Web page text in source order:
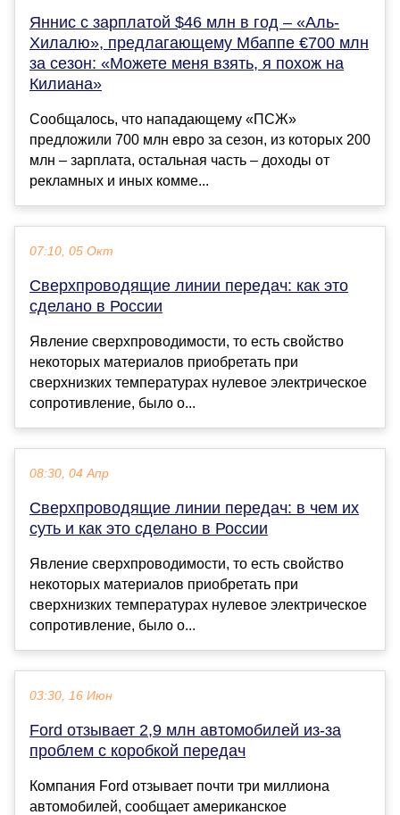
Яннис с зарплатой $46 млн в год – «Аль-
Хилалю», предлагающему Мбаппе €700 млн
за сезон: «Можете меня взять, я похож на
Килиана»
Сообщалось, что нападающему «ПСЖ»
предложили 700 млн евро за сезон, из которых 200
млн – зарплата, остальная часть – доходы от
рекламных и иных комме...
07:10, 05 Окт
Сверхпроводящие линии передач: как это
сделано в России
Явление сверхпроводимости, то есть свойство
некоторых материалов приобретать при
сверхнизких температурах нулевое электрическое
сопротивление, было о...
08:30, 04 Апр
Сверхпроводящие линии передач: в чем их
суть и как это сделано в России
Явление сверхпроводимости, то есть свойство
некоторых материалов приобретать при
сверхнизких температурах нулевое электрическое
сопротивление, было о...
03:30, 16 Июн
Ford отзывает 2,9 млн автомобилей из-за
проблем с коробкой передач
Компания Ford отзывает почти три миллиона
автомобилей, сообщает американское